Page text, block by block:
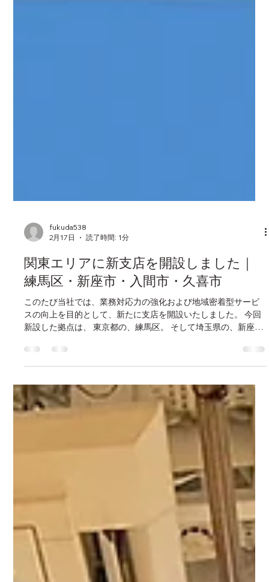
関東エリアに新支店を開設しました｜
練馬区・新座市・入間市・久喜市
このたび当社では、業務対応力の強化および地域密着型サービ
スの向上を目的として、新たに支店を開設いたしました。 今回
新設した拠点は、 東京都の、練馬区。 そして埼玉県の、新座
市・入間市・久喜市の4拠点となります。 当社では公共・民間
を問わず入札案件への対応を行っており、支店の設置により各
地域での迅速な対応や現地調査が可能となります。 拠点数の拡